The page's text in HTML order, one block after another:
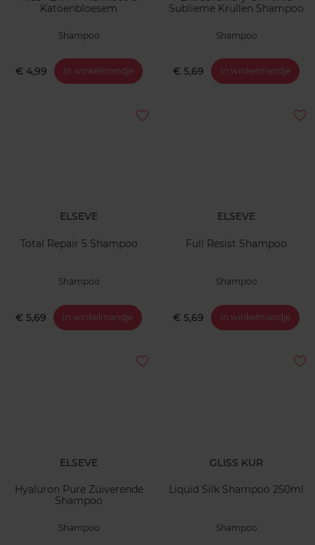
Katoenbloesem
Shampoo
€ 4,99 In winkelmandje
Sublieme Krullen Shampoo
Shampoo
€ 5,69 In winkelmandje
ELSEVE
Total Repair 5 Shampoo
Shampoo
€ 5,69 In winkelmandje
ELSEVE
Full Resist Shampoo
Shampoo
€ 5,69 In winkelmandje
ELSEVE
Hyaluron Pure Zuiverende
Shampoo
Shampoo
GLISS KUR
Liquid Silk Shampoo 250ml
Shampoo